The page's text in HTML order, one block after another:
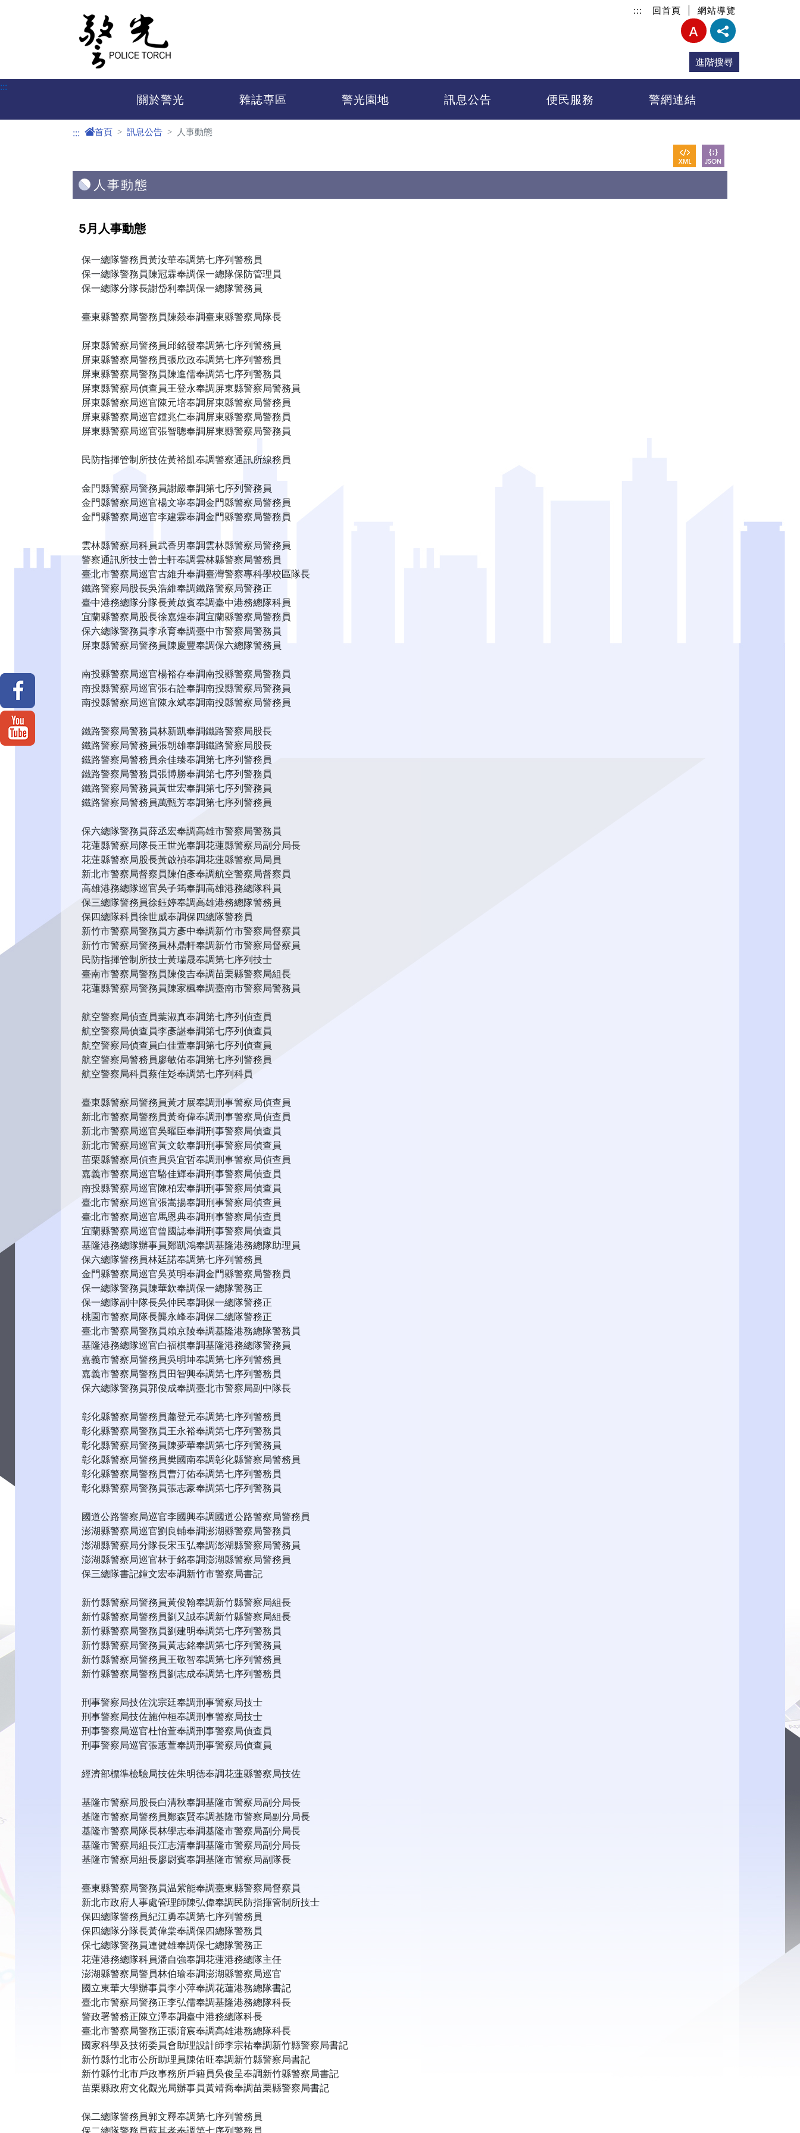
::: 回首頁 網站導覽
進階搜尋
:::
關於警光 雜誌專區 警光園地 訊息公告 便民服務 警網連結
::: 首頁 訊息公告 人事動態
人事動態
5月人事動態
保一總隊警務員黃汝華奉調第七序列警務員
保一總隊警務員陳冠霖奉調保一總隊保防管理員
保一總隊分隊長謝岱利奉調保一總隊警務員
臺東縣警察局警務員陳燚奉調臺東縣警察局隊長
屏東縣警察局警務員邱銘發奉調第七序列警務員
屏東縣警察局警務員張欣政奉調第七序列警務員
屏東縣警察局警務員陳進儒奉調第七序列警務員
屏東縣警察局偵查員王登永奉調屏東縣警察局警務員
屏東縣警察局巡官陳元培奉調屏東縣警察局警務員
屏東縣警察局巡官鍾兆仁奉調屏東縣警察局警務員
屏東縣警察局巡官張智聰奉調屏東縣警察局警務員
民防指揮管制所技佐黃裕凱奉調警察通訊所線務員
金門縣警察局警務員謝嚴奉調第七序列警務員
金門縣警察局巡官楊文寧奉調金門縣警察局警務員
金門縣警察局巡官李建霖奉調金門縣警察局警務員
雲林縣警察局科員武香男奉調雲林縣警察局警務員
警察通訊所技士曾士軒奉調雲林縣警察局警務員
臺北市警察局巡官古維升奉調臺灣警察專科學校區隊長
鐵路警察局股長吳浩維奉調鐵路警察局警務正
臺中港務總隊分隊長黃啟賓奉調臺中港務總隊科員
宜蘭縣警察局股長徐嘉煌奉調宜蘭縣警察局警務員
保六總隊警務員李承育奉調臺中市警察局警務員
屏東縣警察局警務員陳慶豐奉調保六總隊警務員
南投縣警察局巡官楊裕存奉調南投縣警察局警務員
南投縣警察局巡官張右詮奉調南投縣警察局警務員
南投縣警察局巡官陳永斌奉調南投縣警察局警務員
鐵路警察局警務員林新凱奉調鐵路警察局股長
鐵路警察局警務員張朝雄奉調鐵路警察局股長
鐵路警察局警務員余佳臻奉調第七序列警務員
鐵路警察局警務員張博勝奉調第七序列警務員
鐵路警察局警務員黃世宏奉調第七序列警務員
鐵路警察局警務員萬甄芳奉調第七序列警務員
保六總隊警務員薛丞宏奉調高雄市警察局警務員
花蓮縣警察局隊長王世光奉調花蓮縣警察局副分局長
花蓮縣警察局股長黃啟禎奉調花蓮縣警察局局員
新北市警察局督察員陳伯彥奉調航空警察局督察員
高雄港務總隊巡官吳子筠奉調高雄港務總隊科員
保三總隊警務員徐鈺婷奉調高雄港務總隊警務員
保四總隊科員徐世威奉調保四總隊警務員
新竹市警察局警務員方彥中奉調新竹市警察局督察員
新竹市警察局警務員林鼎軒奉調新竹市警察局督察員
民防指揮管制所技士黃瑞晟奉調第七序列技士
臺南市警察局警務員陳俊吉奉調苗栗縣警察局組長
花蓮縣警察局警務員陳家楓奉調臺南市警察局警務員
航空警察局偵查員葉淑真奉調第七序列偵查員
航空警察局偵查員李彥諶奉調第七序列偵查員
航空警察局偵查員白佳萱奉調第七序列偵查員
航空警察局警務員廖敏佑奉調第七序列警務員
航空警察局科員蔡佳彣奉調第七序列科員
臺東縣警察局警務員黃才展奉調刑事警察局偵查員
新北市警察局警務員黃奇偉奉調刑事警察局偵查員
新北市警察局巡官吳曜臣奉調刑事警察局偵查員
新北市警察局巡官黃文欽奉調刑事警察局偵查員
苗栗縣警察局偵查員吳宜哲奉調刑事警察局偵查員
嘉義市警察局巡官駱佳輝奉調刑事警察局偵查員
南投縣警察局巡官陳柏宏奉調刑事警察局偵查員
臺北市警察局巡官張嵩揚奉調刑事警察局偵查員
臺北市警察局巡官馬恩典奉調刑事警察局偵查員
宜蘭縣警察局巡官曾國誌奉調刑事警察局偵查員
基隆港務總隊辦事員鄭凱鴻奉調基隆港務總隊助理員
保六總隊警務員林廷諾奉調第七序列警務員
金門縣警察局巡官吳英明奉調金門縣警察局警務員
保一總隊警務員陳華欽奉調保一總隊警務正
保一總隊副中隊長吳仲民奉調保一總隊警務正
桃園市警察局隊長龔永峰奉調保二總隊警務正
臺北市警察局警務員賴京陵奉調基隆港務總隊警務員
基隆港務總隊巡官白福棋奉調基隆港務總隊警務員
嘉義市警察局警務員吳明坤奉調第七序列警務員
嘉義市警察局警務員田智興奉調第七序列警務員
保六總隊警務員郭俊成奉調臺北市警察局副中隊長
彰化縣警察局警務員蕭登元奉調第七序列警務員
彰化縣警察局警務員王永裕奉調第七序列警務員
彰化縣警察局警務員陳夢華奉調第七序列警務員
彰化縣警察局警務員樊國南奉調彰化縣警察局警務員
彰化縣警察局警務員曹汀佑奉調第七序列警務員
彰化縣警察局警務員張志豪奉調第七序列警務員
國道公路警察局巡官李國興奉調國道公路警察局警務員
澎湖縣警察局巡官劉良輔奉調澎湖縣警察局警務員
澎湖縣警察局分隊長宋玉弘奉調澎湖縣警察局警務員
澎湖縣警察局巡官林于銘奉調澎湖縣警察局警務員
保三總隊書記鐘文宏奉調新竹市警察局書記
新竹縣警察局警務員黃俊翰奉調新竹縣警察局組長
新竹縣警察局警務員劉又誠奉調新竹縣警察局組長
新竹縣警察局警務員劉建明奉調第七序列警務員
新竹縣警察局警務員黃志銘奉調第七序列警務員
新竹縣警察局警務員王敬智奉調第七序列警務員
新竹縣警察局警務員劉志成奉調第七序列警務員
刑事警察局技佐沈宗廷奉調刑事警察局技士
刑事警察局技佐施仲桓奉調刑事警察局技士
刑事警察局巡官杜怡萱奉調刑事警察局偵查員
刑事警察局巡官張蕙萱奉調刑事警察局偵查員
經濟部標準檢驗局技佐朱明德奉調花蓮縣警察局技佐
基隆市警察局股長白清秋奉調基隆市警察局副分局長
基隆市警察局警務員鄭森賢奉調基隆市警察局副分局長
基隆市警察局隊長林學志奉調基隆市警察局副分局長
基隆市警察局組長江志清奉調基隆市警察局副分局長
基隆市警察局組長廖尉賓奉調基隆市警察局副隊長
臺東縣警察局警務員温紫能奉調臺東縣警察局督察員
新北市政府人事處管理師陳弘偉奉調民防指揮管制所技士
保四總隊警務員紀江勇奉調第七序列警務員
保四總隊分隊長黃偉棠奉調保四總隊警務員
保七總隊警務員連健雄奉調保七總隊警務正
花蓮港務總隊科員潘自強奉調花蓮港務總隊主任
澎湖縣警察局警員林伯瑜奉調澎湖縣警察局巡官
國立東華大學辦事員李小萍奉調花蓮港務總隊書記
臺北市警察局警務正李弘儒奉調基隆港務總隊科長
警政署警務正陳立澤奉調臺中港務總隊科長
臺北市警察局警務正張淯宸奉調高雄港務總隊科長
國家科學及技術委員會助理設計師李宗祐奉調新竹縣警察局書記
新竹縣竹北市公所助理員陳佑旺奉調新竹縣警察局書記
新竹縣竹北市戶政事務所戶籍員吳俊呈奉調新竹縣警察局書記
苗栗縣政府文化觀光局辦事員黃靖喬奉調苗栗縣警察局書記
保二總隊警務員郭文釋奉調第七序列警務員
保二總隊警務員蘇其孝奉調第七序列警務員